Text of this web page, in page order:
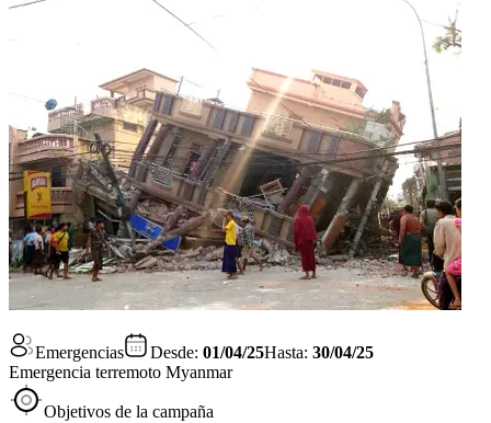
Emergencias Desde: 01/04/25Hasta: 30/04/25
Emergencia terremoto Myanmar
Objetivos de la campaña